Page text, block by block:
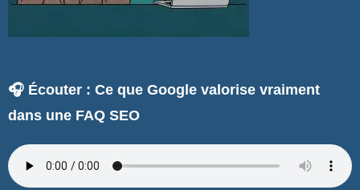
🎧 Écouter : Ce que Google valorise vraiment
dans une FAQ SEO